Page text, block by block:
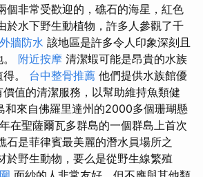
個非常受歡迎的，礁石的海星，紅色
於水下野生動植物，許多人參觀了千
外牆防水 該地區是許多令人印象深刻且
附近按摩 清潔蝦可能是昂貴的水族
。 台中整骨推薦 他們提供水族館優
值的清潔服務，以幫助維持魚類健
和來自佛羅里達州的2000多個珊瑚懸
在聖薩爾瓦多群島的一個群島上首次
石是菲律賓最美麗的潛水員場所之
於野生動物，要么是從野生線繁殖